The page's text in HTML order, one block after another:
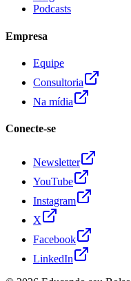
Podcasts
Empresa
Equipe
Consultoria
Na mídia
Conecte-se
Newsletter
YouTube
Instagram
X
Facebook
LinkedIn